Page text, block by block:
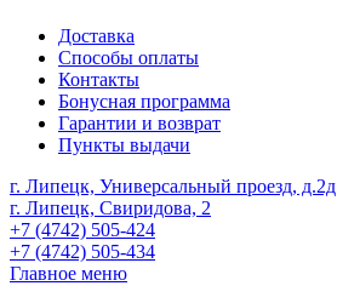
Доставка
Способы оплаты
Контакты
Бонусная программа
Гарантии и возврат
Пункты выдачи
г. Липецк, Универсальный проезд, д.2д
г. Липецк, Свиридова, 2
+7 (4742) 505-424
+7 (4742) 505-434
Главное меню